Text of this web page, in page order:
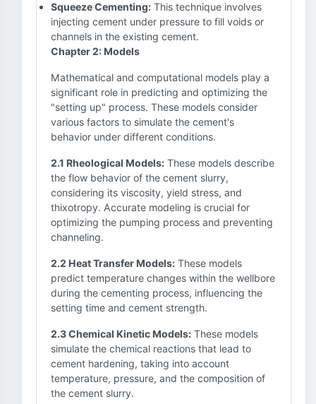
Squeeze Cementing: This technique involves
injecting cement under pressure to fill voids or
channels in the existing cement.
Chapter 2: Models
Mathematical and computational models play a
significant role in predicting and optimizing the
"setting up" process. These models consider
various factors to simulate the cement's
behavior under different conditions.
2.1 Rheological Models: These models describe
the flow behavior of the cement slurry,
considering its viscosity, yield stress, and
thixotropy. Accurate modeling is crucial for
optimizing the pumping process and preventing
channeling.
2.2 Heat Transfer Models: These models
predict temperature changes within the wellbore
during the cementing process, influencing the
setting time and cement strength.
2.3 Chemical Kinetic Models: These models
simulate the chemical reactions that lead to
cement hardening, taking into account
temperature, pressure, and the composition of
the cement slurry.